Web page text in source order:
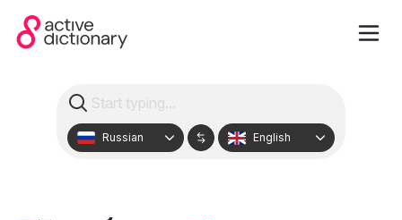
Russian English